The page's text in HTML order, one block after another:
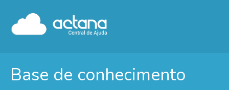
Base de conhecimento